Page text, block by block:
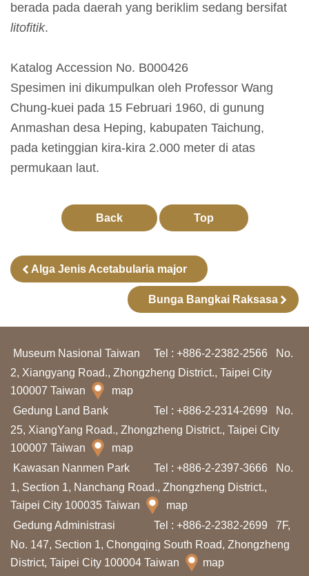
j
a
a
n
K
o
l
d
e
n
e
l
i
t
a
n
berada pada daerah yang beriklim sedang bersifat
litofitik.
Katalog Accession No. B000426
Spesimen ini dikumpulkan oleh Professor Wang
Chung-kuei pada 15 Februari 1960, di gunung
Anmashan desa Heping, kabupaten Taichung,
pada ketinggian kira-kira 2.000 meter di atas
permukaan laut.
Back Top
Alga Jenis Acetabularia major
Bunga Bangkai Raksasa
Museum Nasional Taiwan Tel : +886-2-2382-2566
No.
2, Xiangyang Road., Zhongzheng District., Taipei City
100007 Taiwan
map
Gedung Land Bank
Tel : +886-2-2314-2699
No.
25, XiangYang Road., Zhongzheng District., Taipei City
100007 Taiwan
map
Kawasan Nanmen Park
Tel : +886-2-2397-3666
No.
1, Section 1, Nanchang Road., Zhongzheng District.,
Taipei City 100035 Taiwan
map
Gedung Administrasi
Tel : +886-2-2382-2699
7F,
No. 147, Section 1, Chongqing South Road, Zhongzheng
District, Taipei City 100004 Taiwan
map